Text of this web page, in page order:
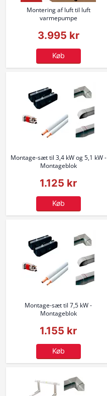
Montering af luft til luft
varmepumpe
3.995 kr
Køb
Montage-sæt til 3,4 kW og 5,1 kW -
Montageblok
1.125 kr
Køb
Montage-sæt til 7,5 kW -
Montageblok
1.155 kr
Køb